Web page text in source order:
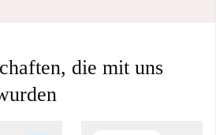
die mit uns